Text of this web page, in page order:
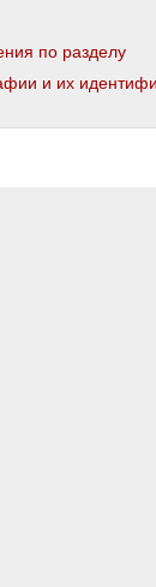
по разделу
и их идентифи